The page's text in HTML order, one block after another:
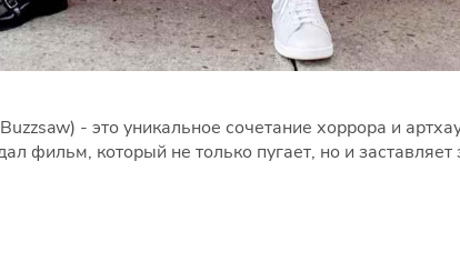
- это уникальное сочетание хоррора и
фильм, который не только пугает, но и заставляет